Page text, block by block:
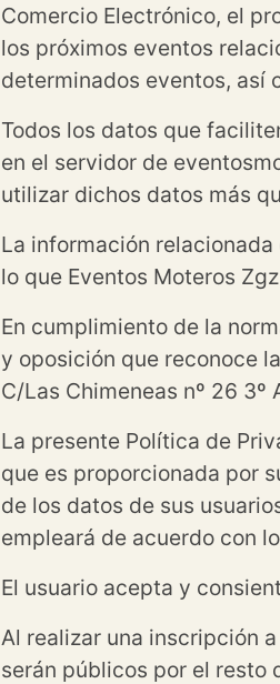
Comercio Electrónico, el
los próximos eventos
determinados eventos, así
Todos los datos que
en el servidor de
utilizar dichos datos más
La información
lo que Eventos Moteros
En cumplimiento de la
y oposición que reconoce
C/Las Chimeneas nº 26
La presente Política de
que es proporcionada por
de los datos de sus
empleará de acuerdo con
El usuario acepta y
Al realizar una inscripción
serán públicos por el resto